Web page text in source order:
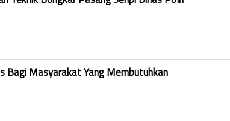
Bagi Masyarakat Yang Membutuhkan